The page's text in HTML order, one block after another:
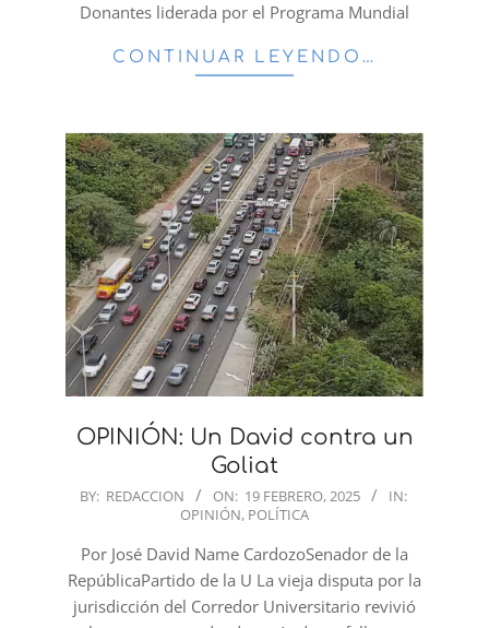
Donantes liderada por el Programa Mundial
CONTINUAR LEYENDO…
OPINIÓN: Un David contra un
Goliat
2025-
19
BY: REDACCION ON: 19 FEBRERO, 2025
IN:
OPINIÓN, POLÍTICA
Por José David Name CardozoSenador de la
RepúblicaPartido de la U La vieja disputa por la
jurisdicción del Corredor Universitario revivió